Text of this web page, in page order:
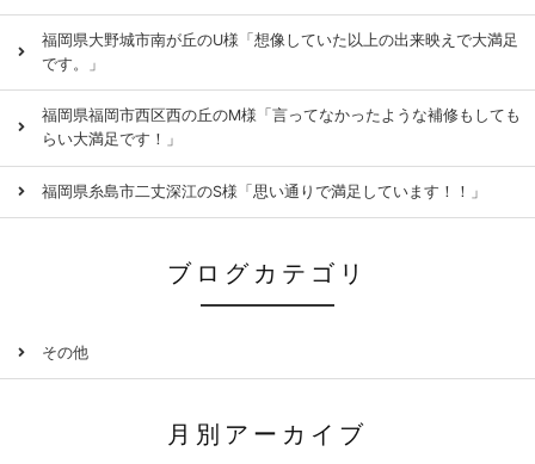
福岡県大野城市南が丘のU様「想像していた以上の出来映えで大満足
です。」
福岡県福岡市西区西の丘のM様「言ってなかったような補修もしても
らい大満足です！」
福岡県糸島市二丈深江のS様「思い通りで満足しています！！」
ブログカテゴリ
その他
月別アーカイブ